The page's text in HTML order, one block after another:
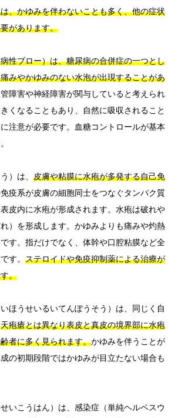
、かゆみを伴わないことも多く、他の症状
があります。
性ブロー）は、糖尿病の合併症の一つとし
みやかゆみのない水泡が出現することがあ
障害や神経障害が関与していると考えられ
くなることもあり、自然に吸収されること
注意が必要です。血糖コントロールが基本
）は、 皮膚や粘膜に水疱が多発する自己免
疫系が皮膚の細胞同士をつなぐタンパク質
皮内に水疱が形成されます。水疱は破れや
）を形成します。かゆみよりも痛みや灼熱
す。指だけでなく、体幹や口腔粘膜など全
す。 ステロイドや免疫抑制薬による治療が
。
ほうせいるいてんぽうそう）は、同じく自
天疱瘡とは異なり表皮と真皮の境界部に水疱
者に多く見られます。かゆみを伴うことが
の初期段階ではかゆみが目立たない場合も
いこうはん）は、感染症（単純ヘルペスウ